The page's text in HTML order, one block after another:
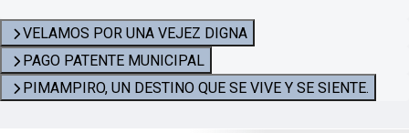
VELAMOS POR UNA VEJEZ DIGNA
PAGO PATENTE MUNICIPAL
PIMAMPIRO, UN DESTINO QUE SE VIVE Y SE SIENTE.